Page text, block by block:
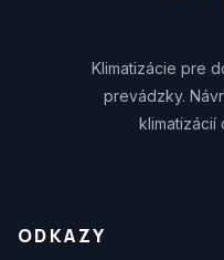
Klimatizácie pre
prevádzky.
klimatizácií
ODKAZY